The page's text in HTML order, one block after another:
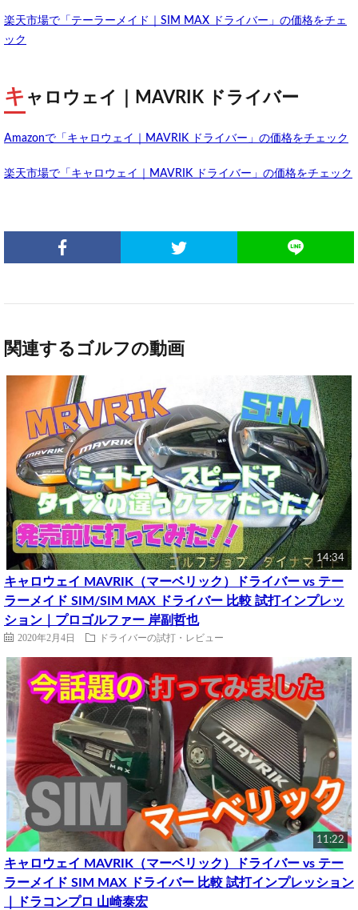
楽天市場で「テーラーメイド｜SIM MAX ドライバー」の価格をチェ
ック
キ ャロウェイ｜MAVRIK ドライバー
Amazonで「キャロウェイ｜MAVRIK ドライバー」の価格をチェック
楽天市場で「キャロウェイ｜MAVRIK ドライバー」の価格をチェック
関連するゴルフの動画
14:34
キャロウェイ MAVRIK（マーベリック）ドライバー vs テー
ラーメイド SIM/SIM MAX ドライバー 比較 試打インプレッ
ション｜プロゴルファー 岸副哲也
2020年2月4日 ドライバーの試打・レビュー
11:22
キャロウェイ MAVRIK（マーベリック）ドライバー vs テー
ラーメイド SIM MAX ドライバー 比較 試打インプレッション
｜ドラコンプロ 山崎泰宏